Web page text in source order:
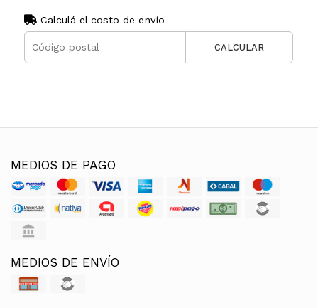
Calculá el costo de envío
CALCULAR
MEDIOS DE PAGO
MEDIOS DE ENVÍO